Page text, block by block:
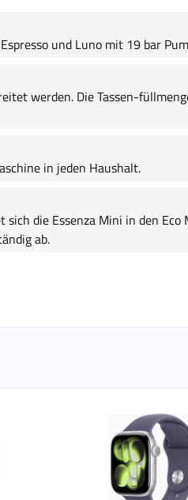
und Luno mit 19 bar
werden. Die Tassen-
in jeden Haushalt.
die Essenza Mini in den
ab.